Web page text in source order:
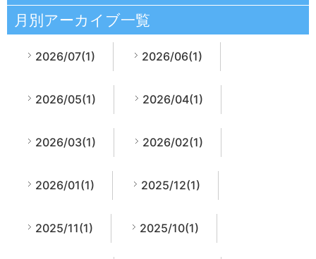
月別アーカイブ一覧
2026/07(1) 2026/06(1)
2026/05(1) 2026/04(1)
2026/03(1) 2026/02(1)
2026/01(1) 2025/12(1)
2025/11(1) 2025/10(1)